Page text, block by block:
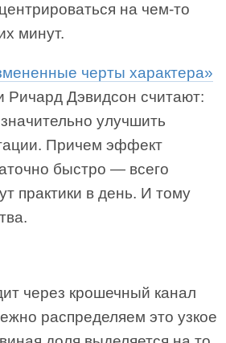
на чем-то
минут.
черты характера»
Ричард Дэвидсон считают:
улучшить
Причем эффект
быстро — всего
практики в день. И тому
через крошечный канал
распределяем это узкое